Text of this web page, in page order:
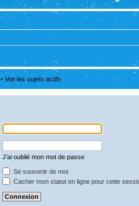
• Voir les sujets actifs
J’ai oublié mon mot de passe
Se souvenir de moi
Cacher mon statut en ligne pour cette